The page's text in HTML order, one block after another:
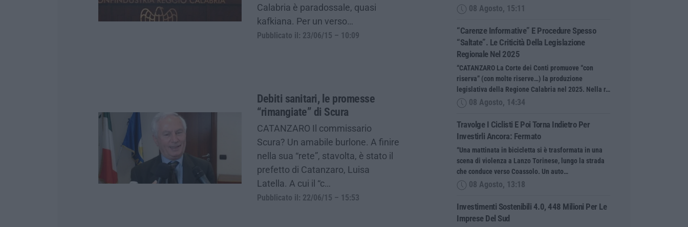
Calabria è paradossale, quasi
kafkiana. Per un verso…
Pubblicato il: 23/06/15 – 10:09
Debiti sanitari, le promesse
“rimangiate” di Scura
CATANZARO Il commissario
Scura? Un amabile burlone. A finire
nella sua “rete”, stavolta, è stato il
prefetto di Catanzaro, Luisa
Latella. A cui il “c…
Pubblicato il: 22/06/15 – 15:53
08 Agosto, 15:11
“Carenze Informative” E Procedure Spesso
“saltate”. Le Criticità Della Legislazione
Regionale Nel 2025
“CATANZARO La Corte dei Conti promuove “con
riserva” (con molte riserve…) la produzione
legislativa della Regione Calabria nel 2025. Nella r…
08 Agosto, 14:34
Travolge I Ciclisti E Poi Torna Indietro Per
Investirli Ancora: Fermato
“Una mattinata in bicicletta si è trasformata in una
scena di violenza a Lanzo Torinese, lungo la strada
che conduce verso Coassolo. Un auto…
08 Agosto, 13:18
Investimenti Sostenibili 4.0, 448 Milioni Per Le
Imprese Del Sud